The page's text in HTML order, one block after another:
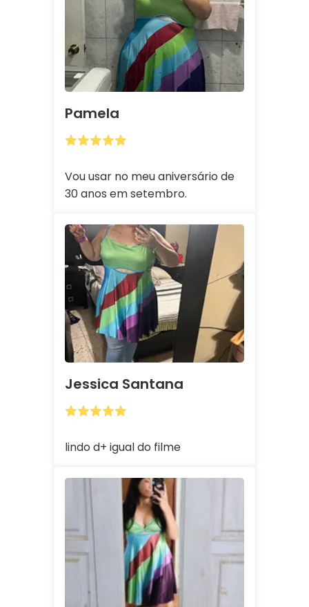
Pamela
Vou usar no meu aniversário de
30 anos em setembro.
Jessica Santana
lindo d+ igual do filme